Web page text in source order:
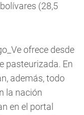
(28,5
ofrece desde
pasteurizada. En
además, todo
la nación
en el portal